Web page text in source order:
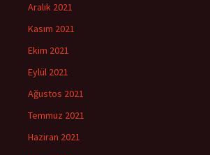
Aralık 2021
Kasım 2021
Ekim 2021
Eylül 2021
Ağustos 2021
Temmuz 2021
Haziran 2021